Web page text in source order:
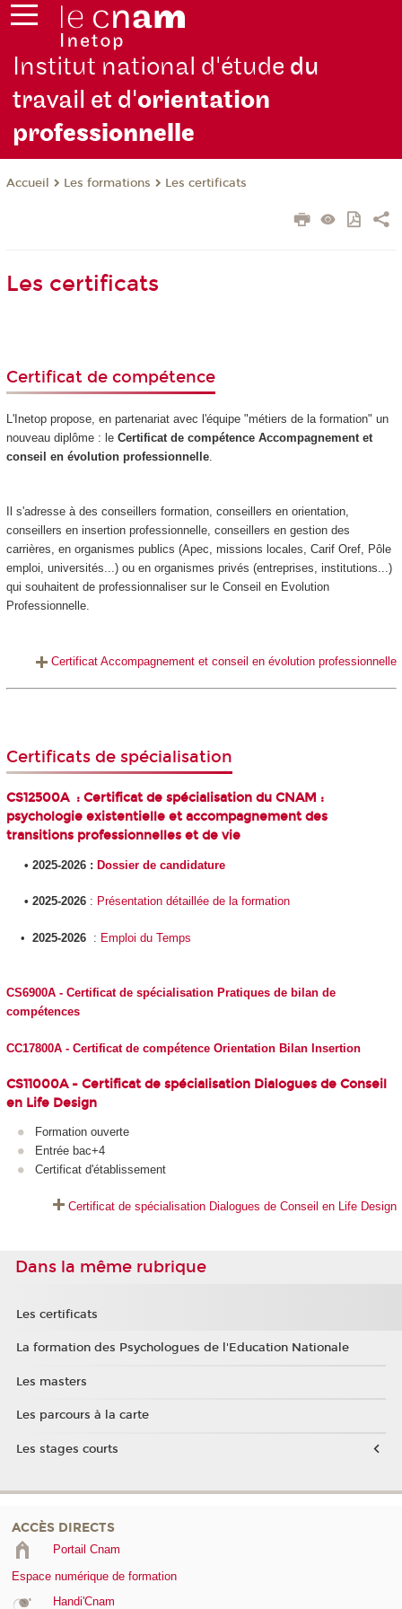
Institut national d'étude du
travail et d'orientation
professionnelle
Accueil Les formations Les certificats
Les certificats
Certificat de compétence
L'Inetop propose, en partenariat avec l'équipe "métiers de la formation" un
nouveau diplôme : le Certificat de compétence Accompagnement et
conseil en évolution professionnelle.
Il s'adresse à des conseillers formation, conseillers en orientation,
conseillers en insertion professionnelle, conseillers en gestion des
carrières, en organismes publics (Apec, missions locales, Carif Oref, Pôle
emploi, universités...) ou en organismes privés (entreprises, institutions...)
qui souhaitent de professionnaliser sur le Conseil en Evolution
Professionnelle.
Certificat Accompagnement et conseil en évolution professionnelle
Certificats de spécialisation
CS12500A : Certificat de spécialisation du CNAM :
psychologie existentielle et accompagnement des
transitions professionnelles et de vie
• 2025-2026 : Dossier de candidature
• 2025-2026: Présentation détaillée de la formation
• 2025-2026: Emploi du Temps
CS6900A - Certificat de spécialisation Pratiques de bilan de
compétences
CC17800A - Certificat de compétence Orientation Bilan Insertion
CS11000A - Certificat de spécialisation Dialogues de Conseil
en Life Design
Formation ouverte
Entrée bac+4
Certificat d'établissement
Certificat de spécialisation Dialogues de Conseil en Life Design
Dans la même rubrique
Les certificats
La formation des Psychologues de l'Education Nationale
Les masters
Les parcours à la carte
Les stages courts
ACCÈS DIRECTS
Portail Cnam
Espace numérique de formation
Handi'Cnam